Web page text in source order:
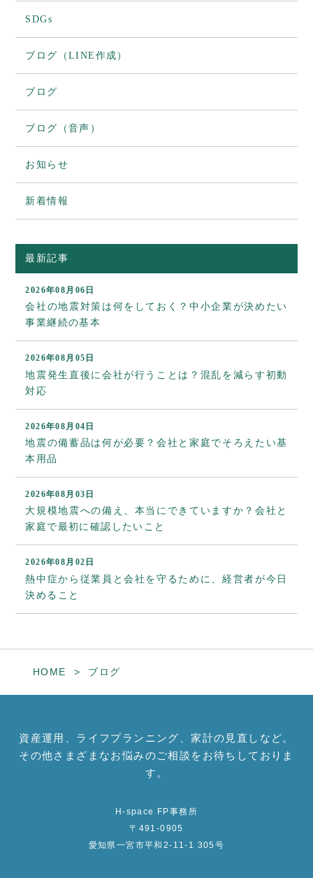
SDGs
ブログ（LINE作成）
ブログ
ブログ（音声）
お知らせ
新着情報
最新記事
2026年08月06日
会社の地震対策は何をしておく？中小企業が決めたい
事業継続の基本
2026年08月05日
地震発生直後に会社が行うことは？混乱を減らす初動
対応
2026年08月04日
地震の備蓄品は何が必要？会社と家庭でそろえたい基
本用品
2026年08月03日
大規模地震への備え、本当にできていますか？会社と
家庭で最初に確認したいこと
2026年08月02日
熱中症から従業員と会社を守るために、経営者が今日
決めること
HOME ブログ
資産運用、ライフプランニング、家計の見直しなど。
その他さまざまなお悩みのご相談をお待ちしておりま
す。
H-space FP事務所
〒491-0905
愛知県一宮市平和2-11-1 305号